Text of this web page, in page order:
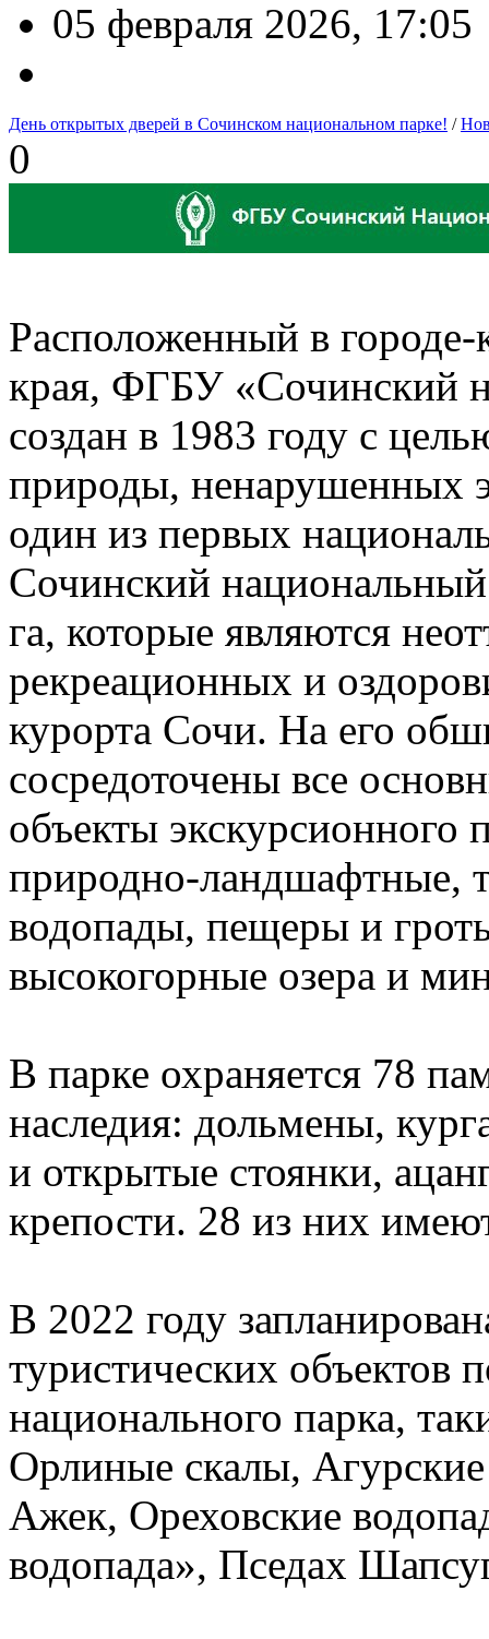
05 февраля 2026, 17:05
День открытых дверей в Сочинском национальном парке! /
0
Расположенный в
края, ФГБУ «Сочинский
создан в 1983 году с
природы, ненарушенных
один из первых
Сочинский
га, которые являются
рекреационных и
курорта Сочи. На его
сосредоточены все
объекты экскурсионного
природно-ландшафтные,
водопады, пещеры и
высокогорные озера и
В парке охраняется 78
наследия: дольмены,
и открытые стоянки,
крепости. 28 из них
В 2022 году
туристических объектов
национального парка,
Орлиные скалы,
Ажек, Ореховские
водопада», Пседах